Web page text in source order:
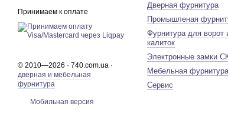
Принимаем к оплате
© 2010—2026 · 740.com.ua ·
дверная и мебельная
фурнитура
Мобильная версия
Дверная фурнитура
Промышленая
Фурнитура для ворот
калиток
Электронные замки
Мебельная фурнитура
Сервис